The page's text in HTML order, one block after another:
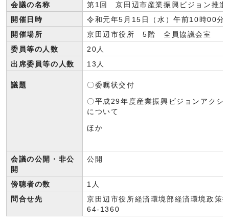
会議の名称
第1回 京田辺市産業振興ビジョン推進
開催日時
令和元年5月15日（水）午前10時00分
開催場所
京田辺市役所 5階 全員協議会室
委員等の人数
20人
出席委員等の人数
13人
議題 〇委嘱状交付
〇平成29年度産業振興ビジョンアクシ
について
ほか
会議の公開・非公
開
公開
傍聴者の数
1人
問合せ先
京田辺市役所経済環境部経済環境政
64-1360